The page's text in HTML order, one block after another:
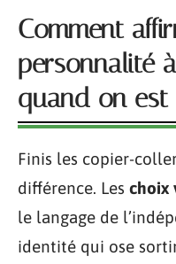
Comment
personnalité
quand on est
Finis les copier-
différence. Les choix
le langage de
identité qui ose